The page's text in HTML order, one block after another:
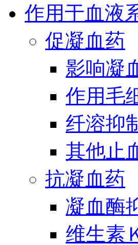
作用于血液
促凝血药
影响凝
作用毛
纤溶抑
其他止
抗凝血药
凝血酶
维生素